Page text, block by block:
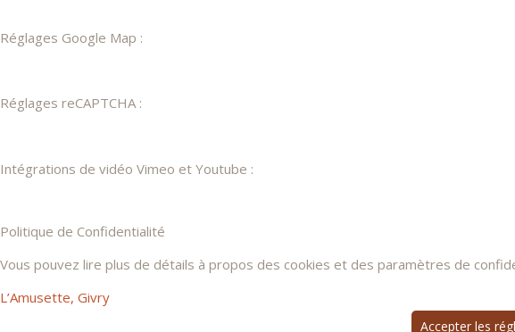
Réglages Google Map :
Réglages reCAPTCHA :
Intégrations de vidéo Vimeo et Youtube :
Politique de Confidentialité
Vous pouvez lire plus de détails à propos des cookies et des paramètres de
L’Amusette, Givry
Accepter les